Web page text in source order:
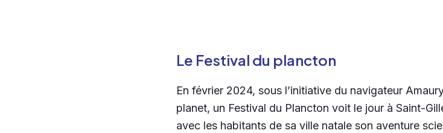
Le Festival du plancton
En février 2024, sous l’initiative du navigateur
planet, un Festival du Plancton voit le jour à Saint-
avec les habitants de sa ville natale son aventure